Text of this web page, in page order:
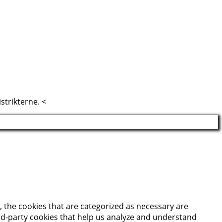
<
cookies that are categorized as necessary are
party cookies that help us analyze and understand